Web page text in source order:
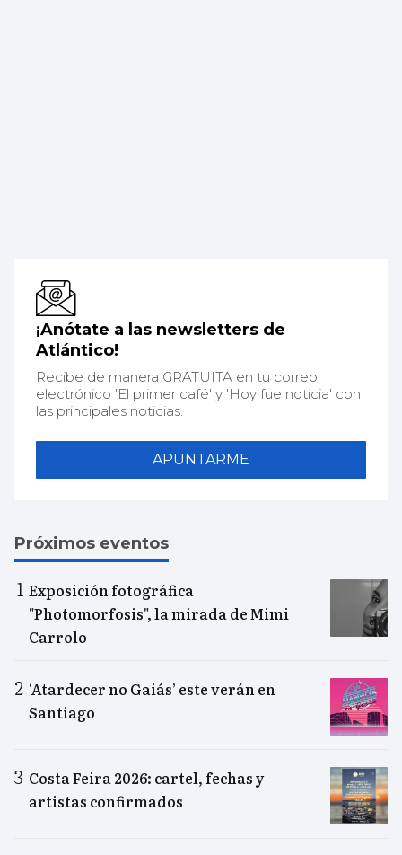
¡Anótate a las newsletters de
Atlántico!
Recibe de manera GRATUITA en tu correo
electrónico 'El primer café' y 'Hoy fue noticia' con
las principales noticias.
APUNTARME
Próximos eventos
Exposición fotográfica
"Photomorfosis", la mirada de Mimi
Carrolo
‘Atardecer no Gaiás’ este verán en
Santiago
Costa Feira 2026: cartel, fechas y
artistas confirmados